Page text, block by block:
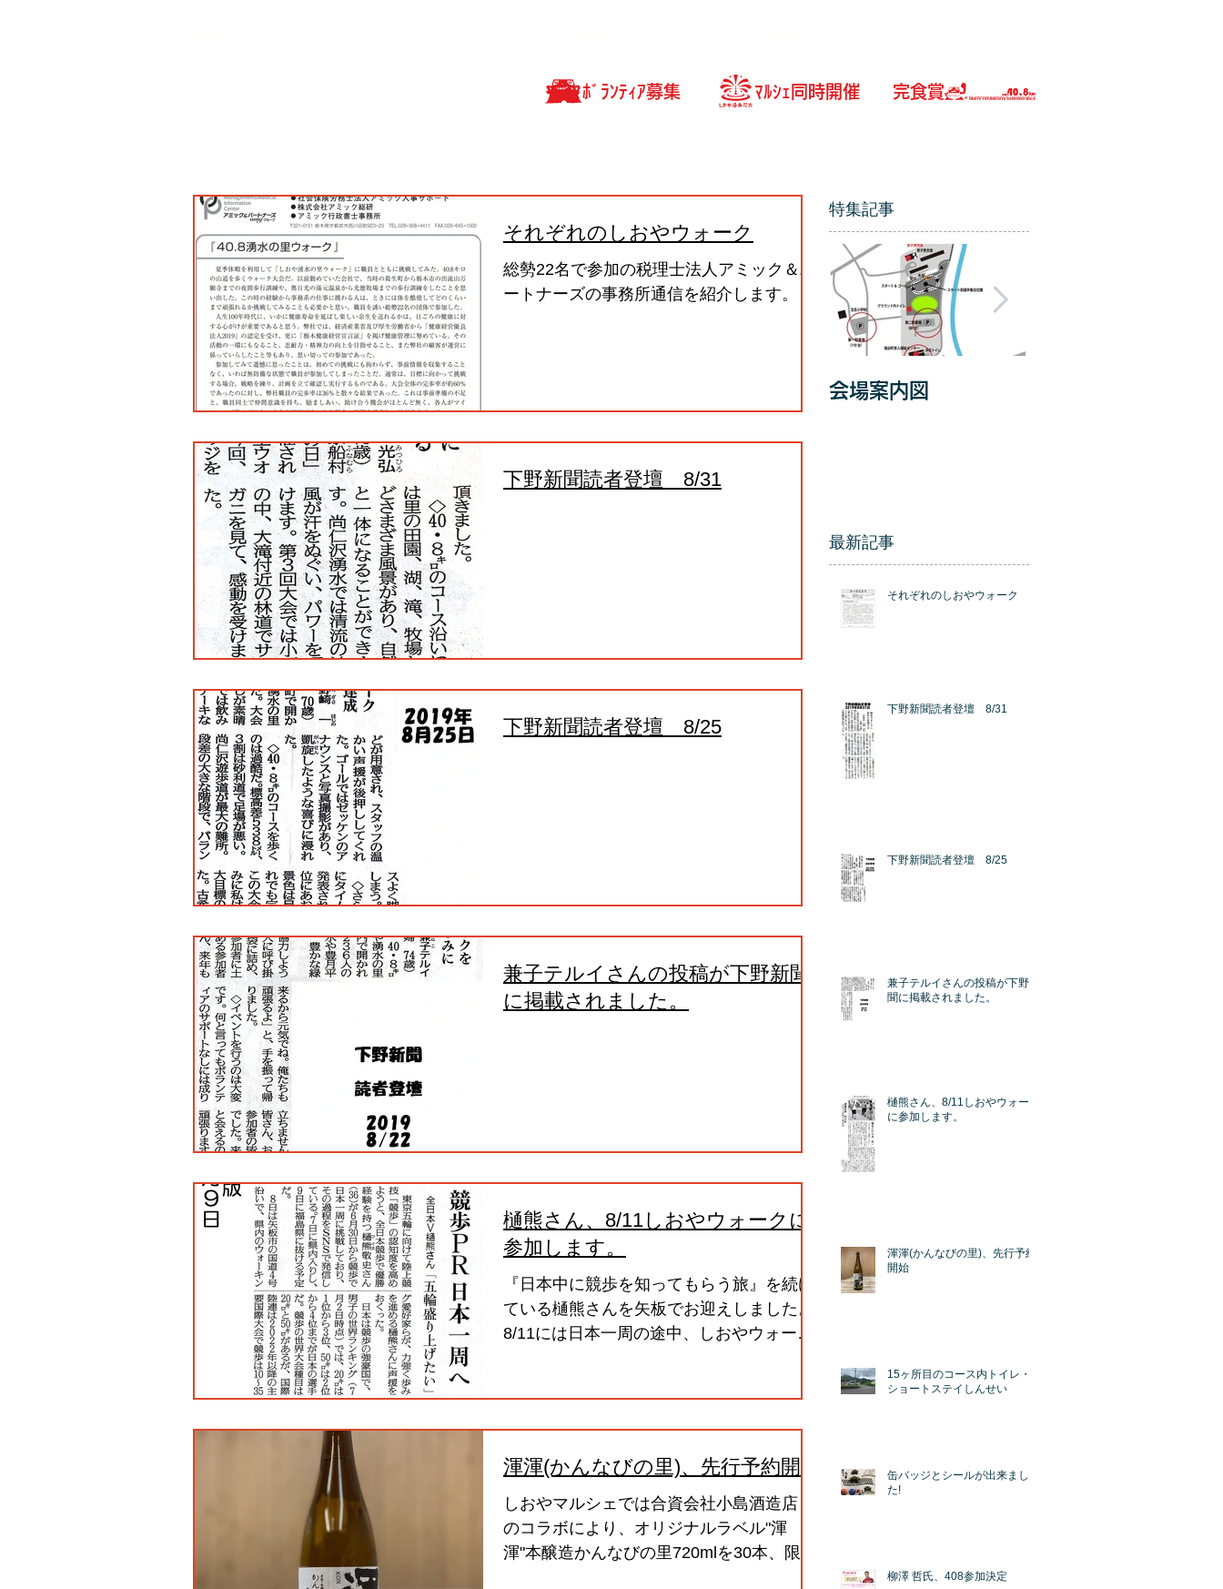
ﾎﾞﾗﾝﾃｨｱ募集 ﾏﾙｼｪ同時開催 完食賞
それぞれのしおやウォーク
総勢22名で参加の税理士法人アミック＆パ
ートナーズの事務所通信を紹介します。
下野新聞読者登壇 8/31
下野新聞読者登壇 8/25
兼子テルイさんの投稿が下野新聞
に掲載されました。
樋熊さん、8/11しおやウォークに
参加します。
『日本中に競歩を知ってもらう旅』を続け
ている樋熊さんを矢板でお迎えしました。
8/11には日本一周の途中、しおやウォーク
渾渾(かんなびの里)、先行予約開始
しおやマルシェでは合資会社小島酒造店と
のコラボにより、オリジナルラベル"渾
渾"本醸造かんなびの里720mlを30本、限定
特集記事
会場案内図
最新記事
それぞれのしおやウォーク
下野新聞読者登壇 8/31
下野新聞読者登壇 8/25
兼子テルイさんの投稿が下野新
聞に掲載されました。
樋熊さん、8/11しおやウォーク
に参加します。
渾渾(かんなびの里)、先行予約
開始
15ヶ所目のコース内トイレ・
ショートステイしんせい
缶バッジとシールが出来まし
た!
柳澤 哲氏、408参加決定